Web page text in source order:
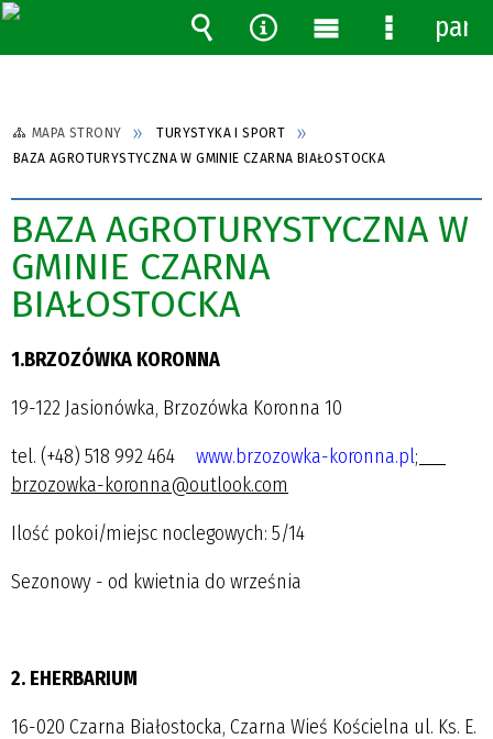
MAPA STRONY
TURYSTYKA I SPORT
BAZA AGROTURYSTYCZNA W GMINIE CZARNA BIAŁOSTOCKA
BAZA AGROTURYSTYCZNA W
GMINIE CZARNA
BIAŁOSTOCKA
1.BRZOZÓWKA KORONNA
19-122 Jasionówka, Brzozówka Koronna 10
tel. (+48) 518 992 464 www.brzozowka-koronna.pl;
brzozowka-koronna@outlook.com
Ilość pokoi/miejsc noclegowych: 5/14
Sezonowy - od kwietnia do września
2. EHERBARIUM
16-020 Czarna Białostocka, Czarna Wieś Kościelna ul. Ks. E.
Wyszukiwarka
Narzędzia
MenuMenu